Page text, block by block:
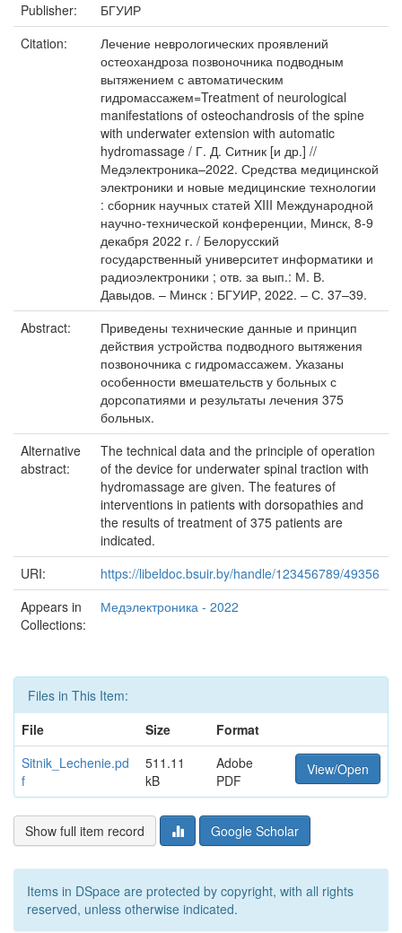
Publisher:
БГУИР
Citation:
Лечение неврологических проявлений
остеохандроза позвоночника подводным
вытяжением с автоматическим
гидромассажем=Treatment of neurological
manifestations of osteochandrosis of the spine
with underwater extension with automatic
hydromassage / Г. Д. Ситник [и др.] //
Медэлектроника–2022. Средства медицинской
электроники и новые медицинские технологии
: сборник научных статей XIII Международной
научно-технической конференции, Минск, 8-9
декабря 2022 г. / Белорусский
государственный университет информатики и
радиоэлектроники ; отв. за вып.: М. В.
Давыдов. – Минск : БГУИР, 2022. – С. 37–39.
Abstract:
Приведены технические данные и принцип
действия устройства подводного вытяжения
позвоночника с гидромассажем. Указаны
особенности вмешательств у больных с
дорсопатиями и результаты лечения 375
больных.
Alternative
abstract:
The technical data and the principle of operation
of the device for underwater spinal traction with
hydromassage are given. The features of
interventions in patients with dorsopathies and
the results of treatment of 375 patients are
indicated.
URI:
https://libeldoc.bsuir.by/handle/123456789/49356
Appears in
Collections:
Медэлектроника - 2022
Files in This Item:
File
Size
Format
Sitnik_Lechenie.pd
f
511.11
kB
Adobe
PDF
View/Open
Show full item record Google Scholar
Items in DSpace are protected by copyright, with all rights
reserved, unless otherwise indicated.